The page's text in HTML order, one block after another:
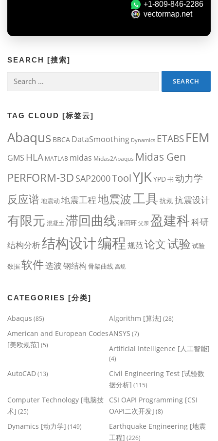
SEARCH [搜索]
for:
TAG CLOUD [标签云]
Abaqus BBCA DataSmoothing Dynamics ETABSFEM
GMS HLA MATLAB midas Midas2Abaqus Midas Gen
PERFORM-3D SAP2000ToolYJKYPD书 动力学
反应谱 地震动 地震工程地震波工具 抗规抗震设计
有限元 混凝土 滞回曲线 滞回环 父亲 盈建科科研
结构分析结构设计编程 规范论文试验 试验
数据软件选波钢结构 骨架曲线 高规
CATEGORIES [分类]
Abaqus (85) Algorithm [算法] (28)
American and European Codes
[美欧规范] (5)
ANSYS (7)
Artificial Intelligence [人工智能]
(4)
AutoCAD(13)
Civil Engineering Test [试验数
据分析] (115)
Computer Technology [电脑技
术] (25)
CSI OAPI Programming [CSI
OAPI二次开发] (8)
Dynamics [动力学] (149)
Earthquake Engineering [地震
工程] (226)